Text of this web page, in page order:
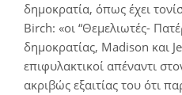
δημοκρατία, όπως έχει
Birch: «οι “Θεμελιωτές-
δημοκρατίας, Madison και
επιφυλακτικοί απέναντι
ακριβώς εξαιτίας του ότι